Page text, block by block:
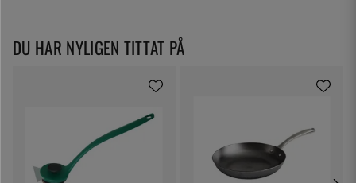
DU HAR NYLIGEN TITTAT PÅ